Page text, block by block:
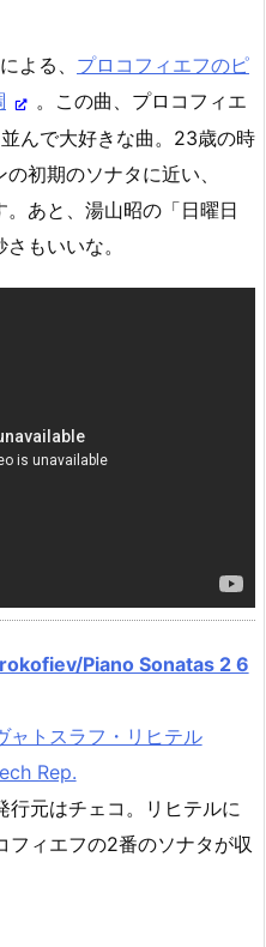
による、 プロコフィエフのピ
。この曲、プロコフィエ
んで大好きな曲。23歳の時
初期のソナタに近い、
あと、湯山昭の「日曜日
もいいな。
Piano Sonatas 2 6
ャトスラフ・リヒテル
Rep.
行元はチェコ。リヒテルに
フィエフの2番のソナタが収